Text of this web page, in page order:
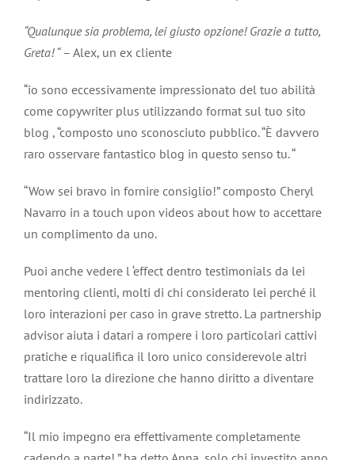
“Qualunque sia problema, lei giusto opzione! Grazie a tutto,
Greta! “– Alex, un ex cliente
“io sono eccessivamente impressionato del tuo abilità
come copywriter plus utilizzando format sul tuo sito
blog , “composto uno sconosciuto pubblico. “È davvero
raro osservare fantastico blog in questo senso tu. “
“Wow sei bravo in fornire consiglio!” composto Cheryl
Navarro in a touch upon videos about how to accettare
un complimento da uno.
Puoi anche vedere l ‘effect dentro testimonials da lei
mentoring clienti, molti di chi considerato lei perché il
loro interazioni per caso in grave stretto. La partnership
advisor aiuta i datari a rompere i loro particolari cattivi
pratiche e riqualifica il loro unico considerevole altri
trattare loro la direzione che hanno diritto a diventare
indirizzato.
“Il mio impegno era effettivamente completamente